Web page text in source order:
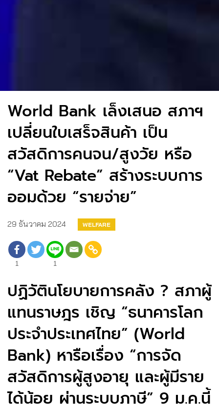
World Bank เล็งเสนอ สภาฯ
เปลี่ยนใบเสร็จสินค้า เป็น
สวัสดิการคนจน/สูงวัย หรือ
“Vat Rebate” สร้างระบบการ
ออมด้วย “รายจ่าย”
29 ธันวาคม 2024 WELFARE
1 1
ปฏิวัตินโยบายการคลัง ? สภาผู้
แทนราษฎร เชิญ “ธนาคารโลก
ประจำประเทศไทย” (World
Bank) หารือเรื่อง “การจัด
สวัสดิการผู้สูงอายุ และผู้มีราย
ได้น้อย ผ่านระบบภาษี” 9 ม.ค.นี้